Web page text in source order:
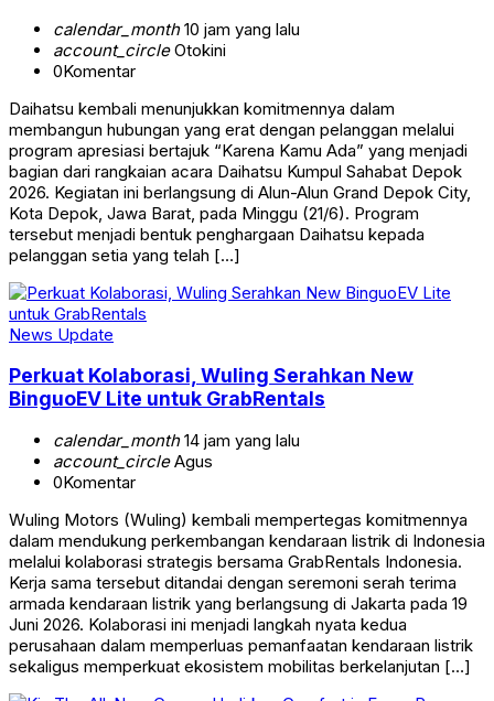
calendar_month10 jam yang lalu
account_circleOtokini
0Komentar
Daihatsu kembali menunjukkan komitmennya dalam
membangun hubungan yang erat dengan pelanggan melalui
program apresiasi bertajuk “Karena Kamu Ada” yang menjadi
bagian dari rangkaian acara Daihatsu Kumpul Sahabat Depok
2026. Kegiatan ini berlangsung di Alun-Alun Grand Depok City,
Kota Depok, Jawa Barat, pada Minggu (21/6). Program
tersebut menjadi bentuk penghargaan Daihatsu kepada
pelanggan setia yang telah […]
News Update
Perkuat Kolaborasi, Wuling Serahkan New
BinguoEV Lite untuk GrabRentals
calendar_month14 jam yang lalu
account_circleAgus
0Komentar
Wuling Motors (Wuling) kembali mempertegas komitmennya
dalam mendukung perkembangan kendaraan listrik di Indonesia
melalui kolaborasi strategis bersama GrabRentals Indonesia.
Kerja sama tersebut ditandai dengan seremoni serah terima
armada kendaraan listrik yang berlangsung di Jakarta pada 19
Juni 2026. Kolaborasi ini menjadi langkah nyata kedua
perusahaan dalam memperluas pemanfaatan kendaraan listrik
sekaligus memperkuat ekosistem mobilitas berkelanjutan […]